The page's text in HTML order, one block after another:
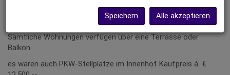
hochwertiger Neubau (Ziegelmassiv) mit 7 Wohneinheiten
Sämtliche Wohnungen verfügen über eine Terrasse oder
Balkon.
es wären auch PKW-Stellplätze im Innenhof Kaufpreis á €
Speichern Alle akzeptieren